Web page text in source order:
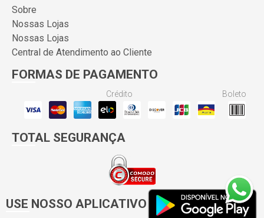
Sobre
Nossas Lojas
Nossas Lojas
Central de Atendimento ao Cliente
FORMAS DE PAGAMENTO
Crédito Boleto
TOTAL SEGURANÇA
USE NOSSO APLICATIVO